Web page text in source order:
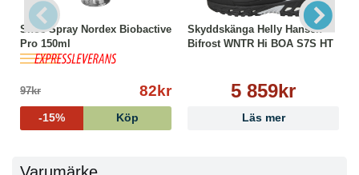
Shoe Spray Nordex Biobactive
Pro 150ml
97kr 82kr
-15% Köp
Skyddskänga Helly Hansen
Bifrost WNTR Hi BOA S7S HT
5 859kr
Läs mer